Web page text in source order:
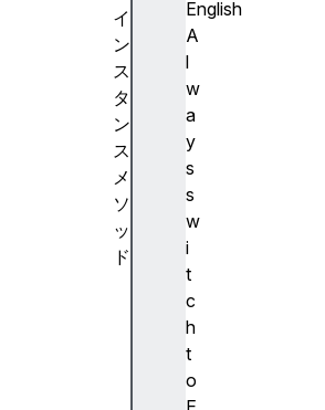
English
A
l
w
a
y
s
s
w
i
t
c
h
t
o
イ
ン
ス
タ
ン
ス
メ
ソ
ッ
ド